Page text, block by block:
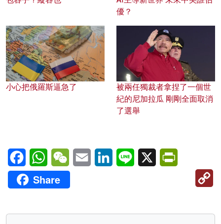
優？
小心把俄羅斯逼急了
被兩任獨裁者拿捏了一個世
紀的尼加拉瓜 剛剛全面取消
了選舉
FacebookWhatsAppWeChatEmail LinkedInLine X
Share